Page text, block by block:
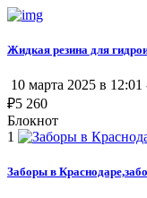
Жидкая резина для
10 марта 2025 в 12:01
₽5 260
Блокнот
1
Заборы в